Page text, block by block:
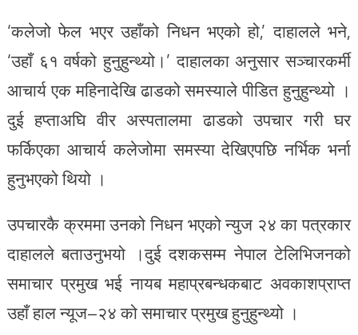
‘कलेजो फेल भएर उहाँको निधन भएको हो,’ दाहालले भने,
‘उहाँ ६१ वर्षको हुनुहुन्थ्यो।’ दाहालका अनुसार सञ्चारकर्मी
आचार्य एक महिनादेखि ढाडको समस्याले पीडित हुनुहुन्थ्यो ।
दुई हप्ताअघि वीर अस्पतालमा ढाडको उपचार गरी घर
फर्किएका आचार्य कलेजोमा समस्या देखिएपछि नर्भिक भर्ना
हुनुभएको थियो ।
उपचारकै क्रममा उनको निधन भएको न्युज २४ का पत्रकार
दाहालले बताउनुभयो ।दुई दशकसम्म नेपाल टेलिभिजनको
समाचार प्रमुख भई नायब महाप्रबन्धकबाट अवकाशप्राप्त
उहाँ हाल न्यूज–२४ को समाचार प्रमुख हुनुहुन्थ्यो ।